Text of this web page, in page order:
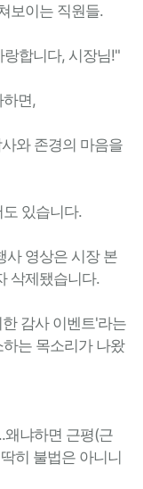
보이는 직원들.
합니다, 시장님!"
하면,
와 존경의 마음을
있습니다.
사 영상은 시장 본
삭제됐습니다.
감사 이벤트'라는
는 목소리가 나왔
왜냐하면 근평(근
히 불법은 아니니